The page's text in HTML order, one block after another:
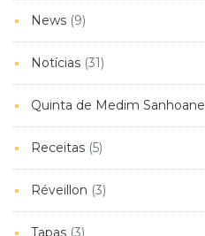
News (9)
Notícias (31)
Quinta de Medim Sanhoane
Receitas (5)
Réveillon (3)
Tapas (3)